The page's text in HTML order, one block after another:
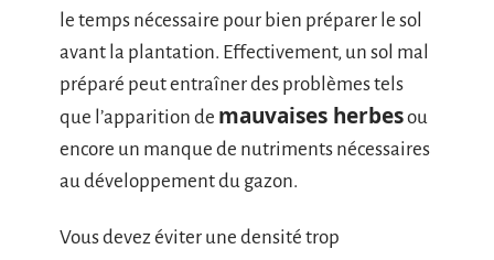
le temps nécessaire pour bien préparer le sol
avant la plantation. Effectivement, un sol mal
préparé peut entraîner des problèmes tels
que l’apparition de mauvaises herbesou
encore un manque de nutriments nécessaires
au développement du gazon.
Vous devez éviter une densité trop